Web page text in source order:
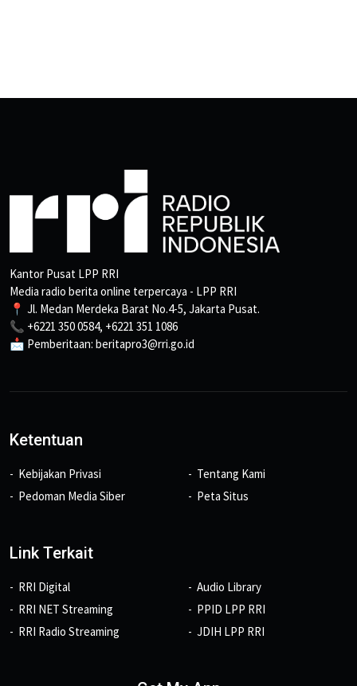
Kantor Pusat LPP RRI
Media radio berita online terpercaya - LPP RRI
📍 Jl. Medan Merdeka Barat No.4-5, Jakarta Pusat.
📞 +6221 350 0584, +6221 351 1086
📩 Pemberitaan: beritapro3@rri.go.id
Ketentuan
Kebijakan Privasi
Pedoman Media Siber
Tentang Kami
Peta Situs
Link Terkait
RRI Digital
RRI NET Streaming
RRI Radio Streaming
Audio Library
PPID LPP RRI
JDIH LPP RRI